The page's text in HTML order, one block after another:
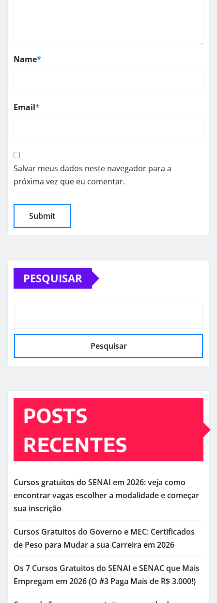
Name*
Email*
Salvar meus dados neste navegador para a
próxima vez que eu comentar.
PESQUISAR
Pesquisar
POSTS
RECENTES
Cursos gratuitos do SENAI em 2026: veja como
encontrar vagas escolher a modalidade e começar
sua inscrição
Cursos Gratuitos do Governo e MEC: Certificados
de Peso para Mudar a sua Carreira em 2026
Os 7 Cursos Gratuitos do SENAI e SENAC que Mais
Empregam em 2026 (O #3 Paga Mais de R$ 3.000!)